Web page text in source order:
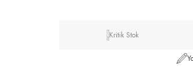
Kritik Stok